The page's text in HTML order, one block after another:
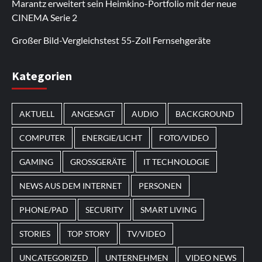
Bonusaktionen.
regelmäßige Updates werden neue Inhalte
Nutzer kehren zurück, um sich die
Marantz erweitert sein Heimkino-Portfolio mit der neue
CINEMA Serie 2
Großer Bild-Vergleichstest 55-Zoll Fernsehgeräte
Im Laufe des Jahres erscheinen thematische
Spielautomaten mit passenden Designs. Im Bereich
vonMagneticslotskönnen solche saisonalen Slots
beispielsweise an Feiertage oder besondere Events
angepasst sein.
Kategorien
AKTUELL ANGESAGT AUDIO BACKGROUND
COMPUTER ENERGIE/LICHT FOTO/VIDEO
GAMING GROSSGERÄTE IT TECHNOLOGIE
NEWS AUS DEM INTERNET PERSONEN
PHONE/PAD SECURITY SMART LIVING
STORIES TOP STORY TV/VIDEO
UNCATEGORIZED UNTERNEHMEN VIDEO NEWS